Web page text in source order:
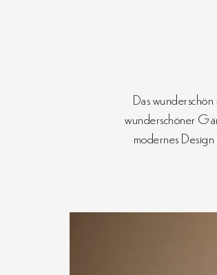
Das
wunderschöner
modernes